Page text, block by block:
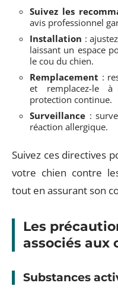
Suivez les
avis professionnel
Installation :
laissant un espace
le cou du chien.
Remplacement :
et remplacez-le
protection continue.
Surveillance :
réaction allergique.
Suivez ces directives
votre chien contre
tout en assurant son
Les
associés aux
Substances